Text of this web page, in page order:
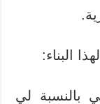
البناء:
بالنسبة لي